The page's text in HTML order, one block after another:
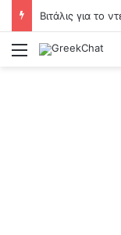
Βιτάλις για το
Menu